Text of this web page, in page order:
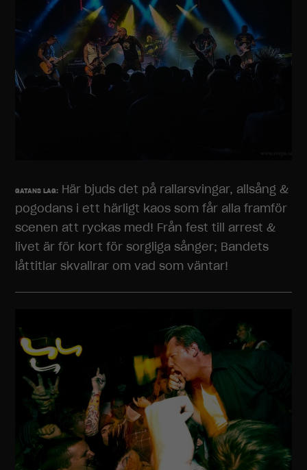
GATANS LAG: Här bjuds det på rallarsvingar, allsång &
pogodans i ett härligt kaos som får alla framför
scenen att ryckas med! Från fest till arrest &
livet är för kort för sorgliga sånger; Bandets
låttitlar skvallrar om vad som väntar!